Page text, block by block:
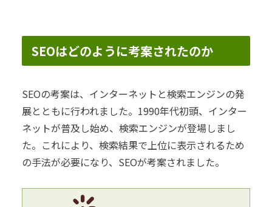
SEOはどのように考案されたのか
SEOの考案は、インターネットと検索エンジンの発
展とともに行われました。1990年代初頭、インター
ネットが普及し始め、検索エンジンが登場しまし
た。これにより、検索結果で上位に表示されるため
の手法が必要になり、SEOが考案されました。